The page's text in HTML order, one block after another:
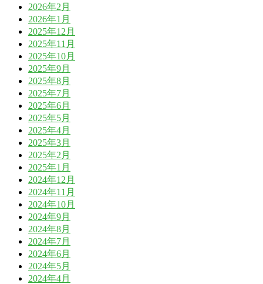
2026年2月
2026年1月
2025年12月
2025年11月
2025年10月
2025年9月
2025年8月
2025年7月
2025年6月
2025年5月
2025年4月
2025年3月
2025年2月
2025年1月
2024年12月
2024年11月
2024年10月
2024年9月
2024年8月
2024年7月
2024年6月
2024年5月
2024年4月